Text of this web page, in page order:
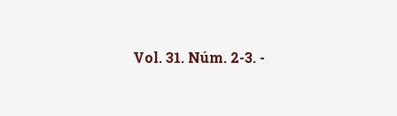
Vol. 31. Núm. 2-3. -